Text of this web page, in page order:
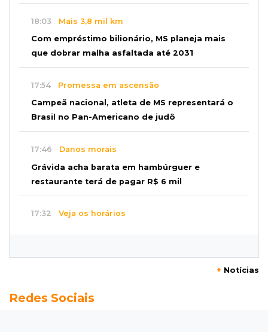
18:03 Mais 3,8 mil km
Com empréstimo bilionário, MS planeja mais
que dobrar malha asfaltada até 2031
17:54 Promessa em ascensão
Campeã nacional, atleta de MS representará o
Brasil no Pan-Americano de judô
17:46 Danos morais
Grávida acha barata em hambúrguer e
restaurante terá de pagar R$ 6 mil
17:32 Veja os horários
Nova lei pune deepfakes sexuais com crianças
+ Notícias
Redes Sociais